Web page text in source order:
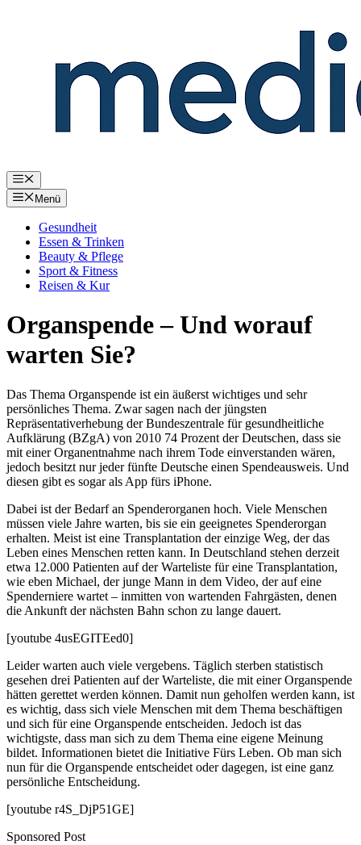
Menü
Menü
Gesundheit
Essen & Trinken
Beauty & Pflege
Sport & Fitness
Reisen & Kur
Organspende – Und worauf
warten Sie?
Das Thema Organspende ist ein äußerst wichtiges und sehr
persönliches Thema. Zwar sagen nach der jüngsten
Repräsentativerhebung der Bundeszentrale für gesundheitliche
Aufklärung (BZgA) von 2010 74 Prozent der Deutschen, dass sie
mit einer Organentnahme nach ihrem Tode einverstanden wären,
jedoch besitzt nur jeder fünfte Deutsche einen Spendeausweis. Und
diesen gibt es sogar als App fürs iPhone.
Dabei ist der Bedarf an Spenderorganen hoch. Viele Menschen
müssen viele Jahre warten, bis sie ein geeignetes Spenderorgan
erhalten. Meist ist eine Transplantation der einzige Weg, der das
Leben eines Menschen retten kann. In Deutschland stehen derzeit
etwa 12.000 Patienten auf der Warteliste für eine Transplantation,
wie eben Michael, der junge Mann in dem Video, der auf eine
Spenderniere wartet – inmitten von wartenden Fahrgästen, denen
die Ankunft der nächsten Bahn schon zu lange dauert.
[youtube 4usEGITEed0]
Leider warten auch viele vergebens. Täglich sterben statistisch
gesehen drei Patienten auf der Warteliste, die mit einer Organspende
hätten gerettet werden können. Damit nun geholfen werden kann, ist
es wichtig, dass sich viele Menschen mit dem Thema beschäftigen
und sich für eine Organspende entscheiden. Jedoch ist das
wichtigste, dass man sich zu dem Thema eine eigene Meinung
bildet. Informationen bietet die Initiative Fürs Leben. Ob man sich
nun für die Organspende entscheidet oder dagegen, ist eine ganz
persönliche Entscheidung.
[youtube r4S_DjP51GE]
Sponsored Post